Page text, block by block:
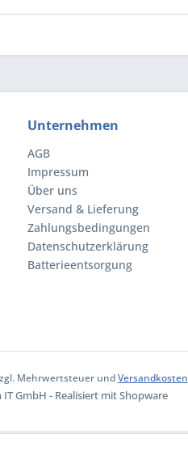
Unternehmen
AGB
Impressum
Über uns
Versand & Lieferung
Zahlungsbedingungen
Datenschutzerklärung
Batterieentsorgung
Mehrwertsteuer undVersandkosten
GmbH - Realisiert mit Shopware